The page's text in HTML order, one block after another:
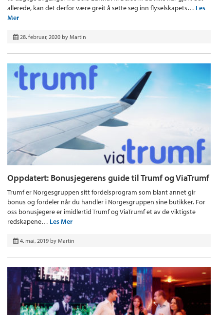
allerede, kan det derfor være greit å sette seg inn flyselskapets… Les
Mer
28. februar, 2020 by Martin
Oppdatert: Bonusjegerens guide til Trumf og ViaTrumf
Trumf er Norgesgruppen sitt fordelsprogram som blant annet gir
bonus og fordeler når du handler i Norgesgruppen sine butikker. For
oss bonusjegere er imidlertid Trumf og ViaTrumf et av de viktigste
redskapene… Les Mer
4. mai, 2019 by Martin